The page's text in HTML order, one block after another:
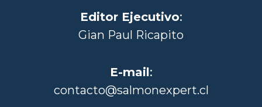
Editor Ejecutivo:
Gian Paul Ricapito
E-mail:
contacto@salmonexpert.cl